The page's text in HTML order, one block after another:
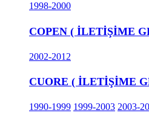
1998-2000
COPEN ( İLETİŞİME
2002-2012
CUORE ( İLETİŞİME
1990-1999 1999-2003 2003-